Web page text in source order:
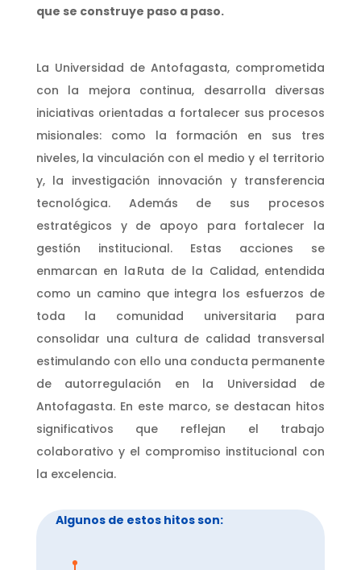
que se construye paso a paso.
La Universidad de Antofagasta, comprometida
con la mejora continua, desarrolla diversas
iniciativas orientadas a fortalecer sus procesos
misionales: como la formación en sus tres
niveles, la vinculación con el medio y el territorio
y, la investigación innovación y transferencia
tecnológica. Además de sus procesos
estratégicos y de apoyo para fortalecer la
gestión institucional. Estas acciones se
enmarcan en la Ruta de la Calidad, entendida
como un camino que integra los esfuerzos de
toda la comunidad universitaria para
consolidar una cultura de calidad transversal
estimulando con ello una conducta permanente
de autorregulación en la Universidad de
Antofagasta. En este marco, se destacan hitos
significativos que reflejan el trabajo
colaborativo y el compromiso institucional con
la excelencia.
Algunos de estos hitos son: